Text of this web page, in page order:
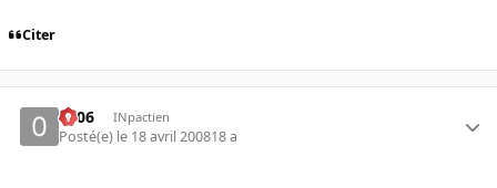
Citer
0606 INpactien
Posté(e) le 18 avril 200818 a